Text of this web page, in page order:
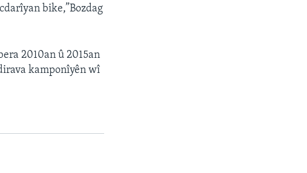
bike,”Bozdag
2010an û 2015an
kamponîyên wî